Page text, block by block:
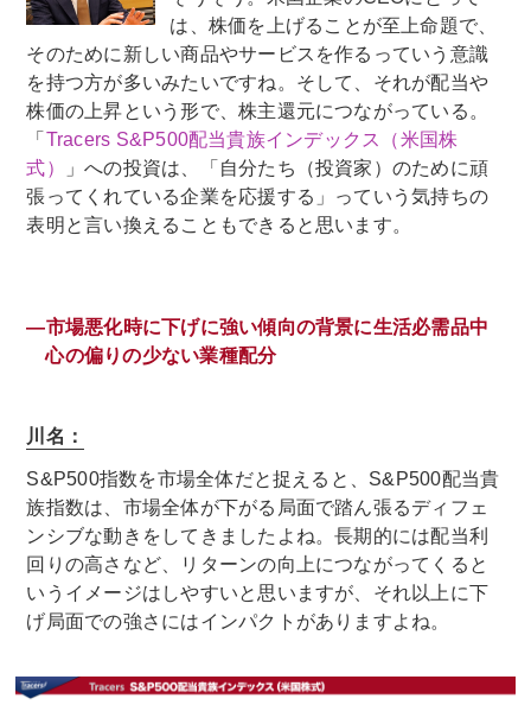
は、株価を上げることが至上命題で、
そのために新しい商品やサービスを作るっていう意識
を持つ方が多いみたいですね。そして、それが配当や
株価の上昇という形で、株主還元につながっている。
「 Tracers S&P500配当貴族インデックス（米国株
式）
」への投資は、「自分たち（投資家）のために頑
張ってくれている企業を応援する」っていう気持ちの
表明と言い換えることもできると思います。
―市場悪化時に下げに強い傾向の背景に生活必需品中
心の偏りの少ない業種配分
川名：
S&P500指数を市場全体だと捉えると、S&P500配当貴
族指数は、市場全体が下がる局面で踏ん張るディフェ
ンシブな動きをしてきましたよね。長期的には配当利
回りの高さなど、リターンの向上につながってくると
いうイメージはしやすいと思いますが、それ以上に下
げ局面での強さにはインパクトがありますよね。